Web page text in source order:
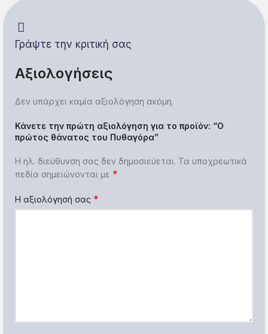
Γράψτε την κριτική σας
Αξιολογήσεις
Δεν υπάρχει καμία αξιολόγηση ακόμη.
Κάνετε την πρώτη αξιολόγηση για το προϊόν: “Ο
πρώτος θάνατος του Πυθαγόρα”
Η ηλ. διεύθυνση σας δεν δημοσιεύεται. Τα υποχρεωτικά
πεδία σημειώνονται με *
Η αξιολόγησή σας *